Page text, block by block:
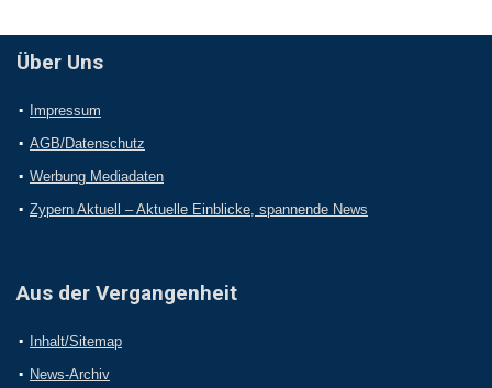
Über Uns
Impressum
AGB/Datenschutz
Werbung Mediadaten
Zypern Aktuell – Aktuelle Einblicke, spannende News
Aus der Vergangenheit
Inhalt/Sitemap
News-Archiv